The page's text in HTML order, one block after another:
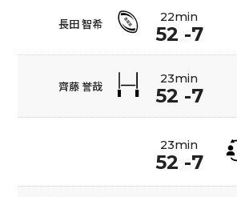
長田 智希 22min
52 -7
齊藤 誉哉 23min
52 -7
23min
52 -7